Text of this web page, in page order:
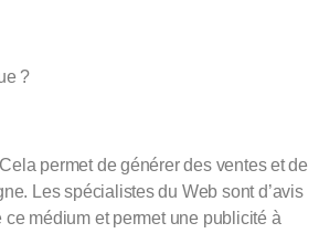
?
permet de générer des ventes et de
Les spécialistes du Web sont d’avis
médium et permet une publicité à